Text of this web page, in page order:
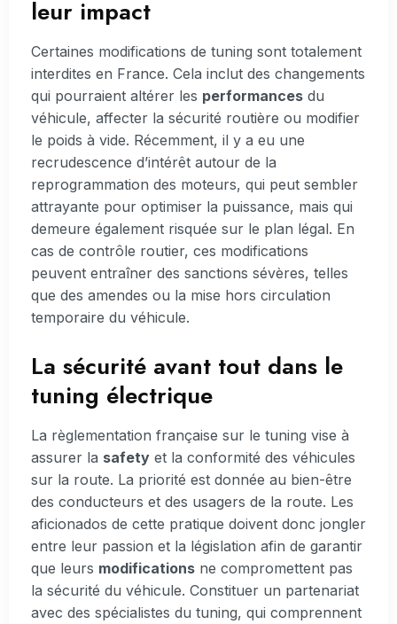
leur impact
Certaines modifications de tuning sont totalement
interdites en France. Cela inclut des changements
qui pourraient altérer les performances du
véhicule, affecter la sécurité routière ou modifier
le poids à vide. Récemment, il y a eu une
recrudescence d’intérêt autour de la
reprogrammation des moteurs, qui peut sembler
attrayante pour optimiser la puissance, mais qui
demeure également risquée sur le plan légal. En
cas de contrôle routier, ces modifications
peuvent entraîner des sanctions sévères, telles
que des amendes ou la mise hors circulation
temporaire du véhicule.
La sécurité avant tout dans le
tuning électrique
La règlementation française sur le tuning vise à
assurer la safety et la conformité des véhicules
sur la route. La priorité est donnée au bien-être
des conducteurs et des usagers de la route. Les
aficionados de cette pratique doivent donc jongler
entre leur passion et la législation afin de garantir
que leurs modifications ne compromettent pas
la sécurité du véhicule. Constituer un partenariat
avec des spécialistes du tuning, qui comprennent